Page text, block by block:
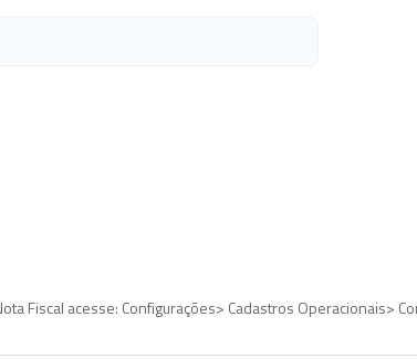
Fiscal acesse: Configurações> Cadastros Operacionais>